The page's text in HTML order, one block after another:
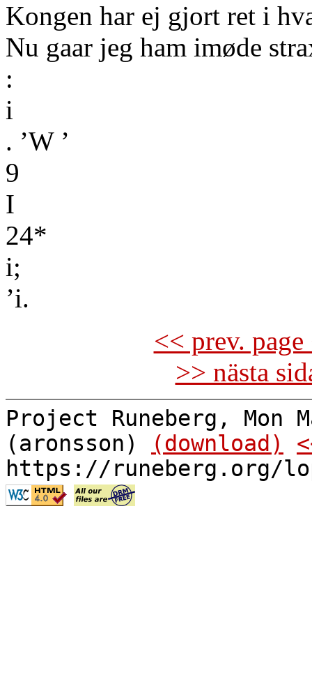
Kongen har ej gjort ret i
Nu gaar jeg ham imøde
:
i
. ’W ’
9
I
24*
i;
’i.
<< prev.
>> nästa
Project Runeberg, Mon
(aronsson)
(download)
https://runeberg.org/